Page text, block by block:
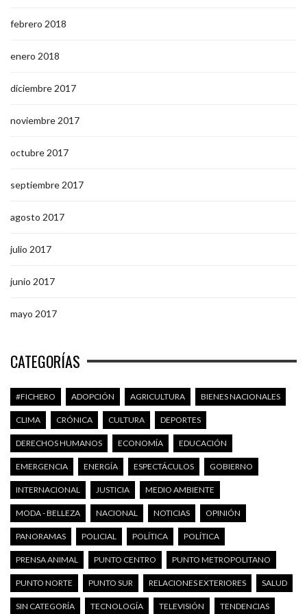
febrero 2018
enero 2018
diciembre 2017
noviembre 2017
octubre 2017
septiembre 2017
agosto 2017
julio 2017
junio 2017
mayo 2017
CATEGORÍAS
#FICHERO ADOPCIÓN AGRICULTURA BIENES NACIONALES
CLIMA CRÓNICA CULTURA DEPORTES
DERECHOS HUMANOS ECONOMÍA EDUCACIÓN
EMERGENCIA ENERGÍA ESPECTÁCULOS GOBIERNO
INTERNACIONAL JUSTICIA MEDIO AMBIENTE
MODA - BELLEZA NACIONAL NOTICIAS OPINIÓN
PANORAMAS POLICIAL POLÍTICA POLÍTICA
PRENSA ANIMAL PUNTO CENTRO PUNTO METROPOLITANO
PUNTO NORTE PUNTO SUR RELACIONES EXTERIORES SALUD
SIN CATEGORÍA TECNOLOGÍA TELEVISIÓN TENDENCIAS